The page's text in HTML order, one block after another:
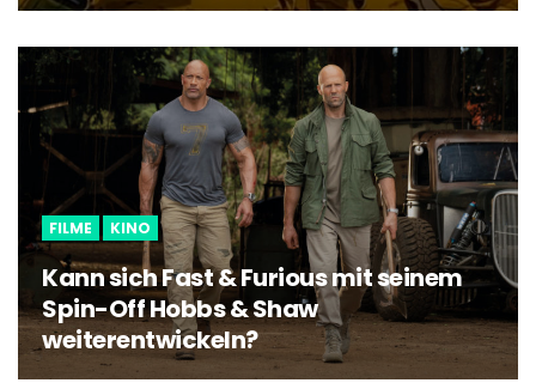
FILME KINO
Kann sich Fast & Furious mit seinem
Spin-Off Hobbs & Shaw
weiterentwickeln?